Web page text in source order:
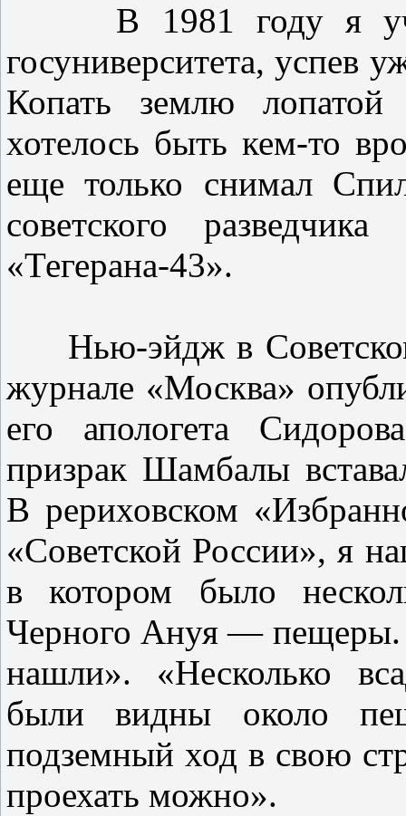
В 1981 году я
госуниверситета, успев
Копать землю лопатой
хотелось быть кем-то
еще только снимал
советского
«Тегерана-43».
Нью-эйдж в
журнале «Москва»
его апологета
призрак Шамбалы
В рериховском
«Советской России», я
в котором было
Черного Ануя — пещеры.
нашли». «Несколько
были видны около
подземный ход в свою
проехать можно».